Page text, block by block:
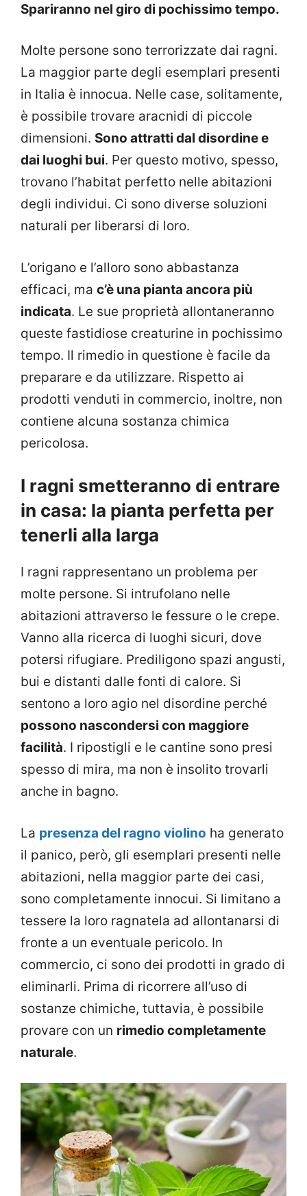
Spariranno nel giro di pochissimo tempo.
Molte persone sono terrorizzate dai ragni.
La maggior parte degli esemplari presenti
in Italia è innocua. Nelle case, solitamente,
è possibile trovare aracnidi di piccole
dimensioni. Sono attratti dal disordine e
dai luoghi bui. Per questo motivo, spesso,
trovano l’habitat perfetto nelle abitazioni
degli individui. Ci sono diverse soluzioni
naturali per liberarsi di loro.
L’origano e l’alloro sono abbastanza
efficaci, ma c’è una pianta ancora più
indicata. Le sue proprietà allontaneranno
queste fastidiose creaturine in pochissimo
tempo. Il rimedio in questione è facile da
preparare e da utilizzare. Rispetto ai
prodotti venduti in commercio, inoltre, non
contiene alcuna sostanza chimica
pericolosa.
I ragni smetteranno di entrare
in casa: la pianta perfetta per
tenerli alla larga
I ragni rappresentano un problema per
molte persone. Si intrufolano nelle
abitazioni attraverso le fessure o le crepe.
Vanno alla ricerca di luoghi sicuri, dove
potersi rifugiare. Prediligono spazi angusti,
bui e distanti dalle fonti di calore. Si
sentono a loro agio nel disordine perché
possono nascondersi con maggiore
facilità. I ripostigli e le cantine sono presi
spesso di mira, ma non è insolito trovarli
anche in bagno.
La presenza del ragno violino ha generato
il panico, però, gli esemplari presenti nelle
abitazioni, nella maggior parte dei casi,
sono completamente innocui. Si limitano a
tessere la loro ragnatela ad allontanarsi di
fronte a un eventuale pericolo. In
commercio, ci sono dei prodotti in grado di
eliminarli. Prima di ricorrere all’uso di
sostanze chimiche, tuttavia, è possibile
provare con un rimedio completamente
naturale.